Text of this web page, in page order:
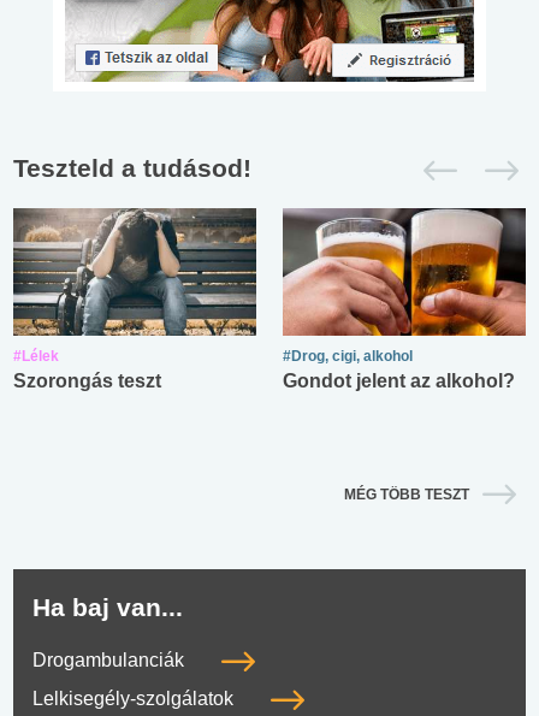
Teszteld a tudásod!
#Lélek
Szorongás teszt
#Drog, cigi, alkohol
Gondot jelent az alkohol?
MÉG TÖBB TESZT
Ha baj van...
Drogambulanciák
Lelkisegély-szolgálatok